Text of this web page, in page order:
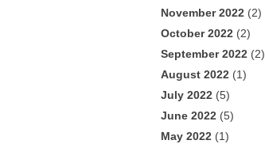
November 2022 (2)
October 2022 (2)
September 2022 (2)
August 2022 (1)
July 2022 (5)
June 2022 (5)
May 2022 (1)